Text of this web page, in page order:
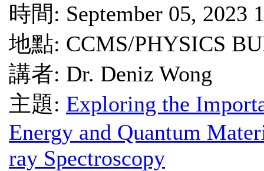
時間: September 05, 2023
地點: CCMS/PHYSICS
講者: Dr. Deniz Wong
主題: Exploring the
Energy and Quantum
ray Spectroscopy